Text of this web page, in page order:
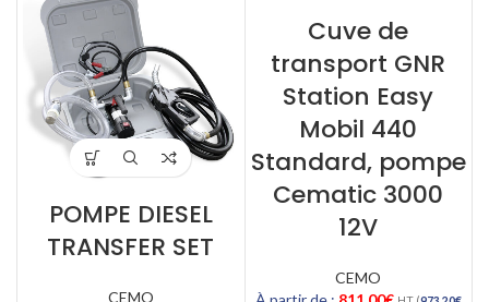
POMPE DIESEL
TRANSFER SET
CEMO
Cuve de
transport GNR
Station Easy
Mobil 440
Standard, pompe
Cematic 3000
12V
CEMO